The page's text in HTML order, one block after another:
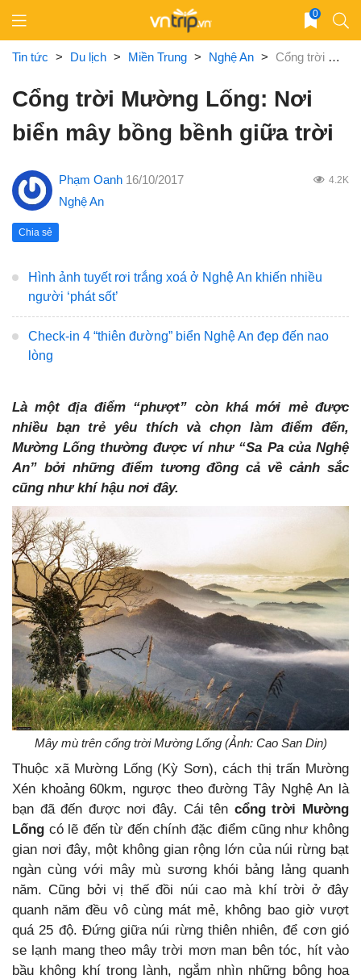
content
0
Tin tức > Du lịch > Miền Trung > Nghệ An > Cổng trời Mường Lống: Nơi biển mây bồng bềnh giữa trời
Cổng trời Mường Lống: Nơi
biển mây bồng bềnh giữa trời
Phạm Oanh 16/10/2017 4.2K
Nghệ An
Chia sẻ
Hình ảnh tuyết rơi trắng xoá ở Nghệ An khiến nhiều
người ‘phát sốt’
Check-in 4 “thiên đường” biển Nghệ An đẹp đến nao
lòng
Là một địa điểm “phượt” còn khá mới mẻ được
nhiều bạn trẻ yêu thích và chọn làm điểm đến,
Mường Lống thường được ví như “Sa Pa của Nghệ
An” bởi những điểm tương đồng cả về cảnh sắc
cũng như khí hậu nơi đây.
Mây mù trên cổng trời Mường Lống (Ảnh: Cao San Din)
Thuộc xã Mường Lống (Kỳ Sơn), cách thị trấn Mường
Xén khoảng 60km, ngược theo đường Tây Nghệ An là
bạn đã đến được nơi đây. Cái tên cổng trời Mường
Lống có lẽ đến từ đến chính đặc điểm cũng như không
gian nơi đây, một không gian rộng lớn của núi rừng bạt
ngàn cùng với mây mù sương khói bảng lảng quanh
năm. Cũng bởi vị thế đồi núi cao mà khí trời ở đây
quanh năm đều vô cùng mát mẻ, không bao giờ vượt
quá 25 độ. Đứng giữa núi rừng thiên nhiên, để cơn gió
se lạnh mang theo mây trời mơn man bên tóc, hít vào
bầu không khí trong lành, ngắm nhìn những bông hoa